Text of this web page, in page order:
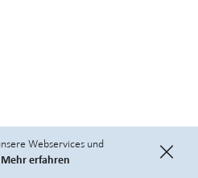
Webservices und
Mehr erfahren